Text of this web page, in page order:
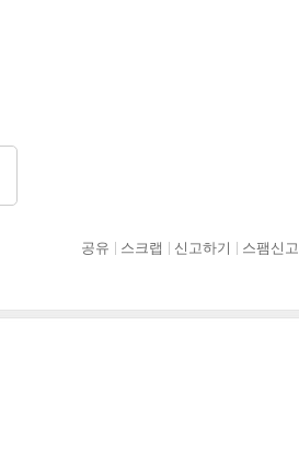
공유 스크랩 신고하기 스팸신고